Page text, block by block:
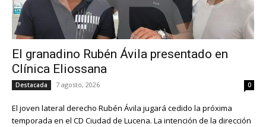
El granadino Rubén Ávila presentado en
Clínica Eliossana
Destacada 7 agosto, 2026 0
El joven lateral derecho Rubén Ávila jugará cedido la próxima
temporada en el CD Ciudad de Lucena. La intención de la dirección